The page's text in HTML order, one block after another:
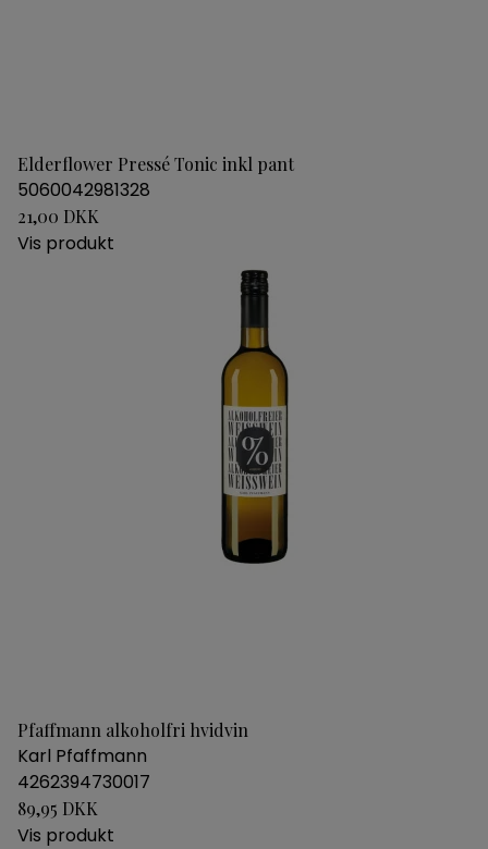
Elderflower Pressé Tonic inkl pant
5060042981328
21,00 DKK
Vis produkt
Pfaffmann alkoholfri hvidvin
Karl Pfaffmann
4262394730017
89,95 DKK
Vis produkt